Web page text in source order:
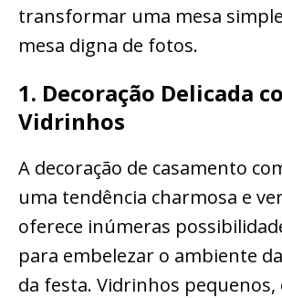
transformar uma mesa
mesa digna de fotos.
1. Decoração Delicada
Vidrinhos
A decoração de casamento
uma tendência charmosa e
oferece inúmeras
para embelezar o ambiente
da festa. Vidrinhos pequenos,